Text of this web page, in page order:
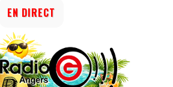
EN DIRECT